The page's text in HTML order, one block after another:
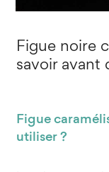
Figue noire
savoir avant
Figue
utiliser ?